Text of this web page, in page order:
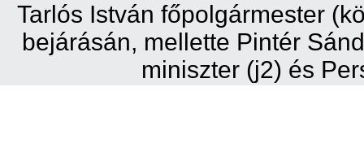
Tarlós István főpolgármester
bejárásán, mellette Pintér
miniszter (j2) és